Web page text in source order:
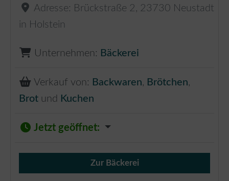
Adresse: Brückstraße 2 , 23730 Neustadt
in Holstein
Unternehmen: Bäckerei
Verkauf von: Backwaren, Brötchen,
Brot und Kuchen
Jetzt geöffnet:
Verkauf von Brötchen,
Zur Bäckerei